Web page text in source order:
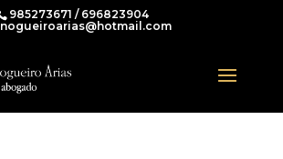
985273671 / 696823904
nogueiroarias@hotmail.com